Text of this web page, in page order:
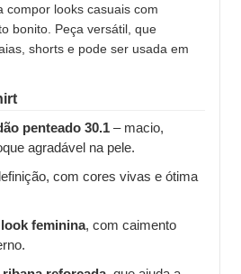
compor looks casuais com
bonito. Peça versátil, que
shorts e pode ser usada em
penteado 30.1 – macio,
agradável na pele.
com cores vivas e ótima
feminina, com caimento